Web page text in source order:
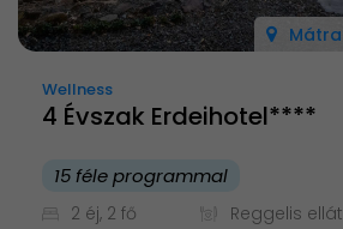
Wellness
4 Évszak Erdeihotel****
15 féle programmal
2 éj, 2 fő Reggelis